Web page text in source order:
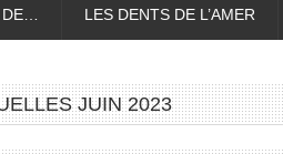
LES DENTS DE L’AMER
JUIN 2023